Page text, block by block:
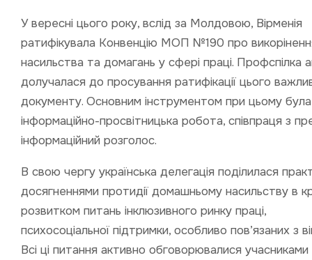
У вересні цього року, вслід за Молдовою, Вірменія
ратифікувала Конвенцію МОП №190 про
насильства та домагань у сфері праці. Профспілка
долучалася до просування ратифікації цього
документу. Основним інструментом при цьому була
інформаційно-просвітницька робота, співпраця з
інформаційний розголос.
В свою чергу українська делегація поділилася
досягненнями протидії домашньому насильству в
розвитком питань інклюзивного ринку праці,
психосоціальної підтримки, особливо пов’язаних з
Всі ці питання активно обговорювалися учасниками